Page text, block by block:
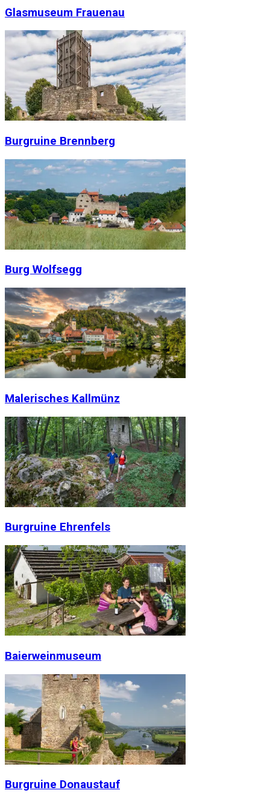
Glasmuseum Frauenau
Burgruine Brennberg
Burg Wolfsegg
Malerisches Kallmünz
Burgruine Ehrenfels
Baierweinmuseum
Burgruine Donaustauf